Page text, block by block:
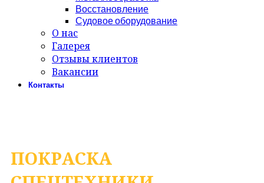
Восстановление
Судовое оборудование
О нас
Галерея
Отзывы клиентов
Вакансии
Контакты
ПОКРАСКА